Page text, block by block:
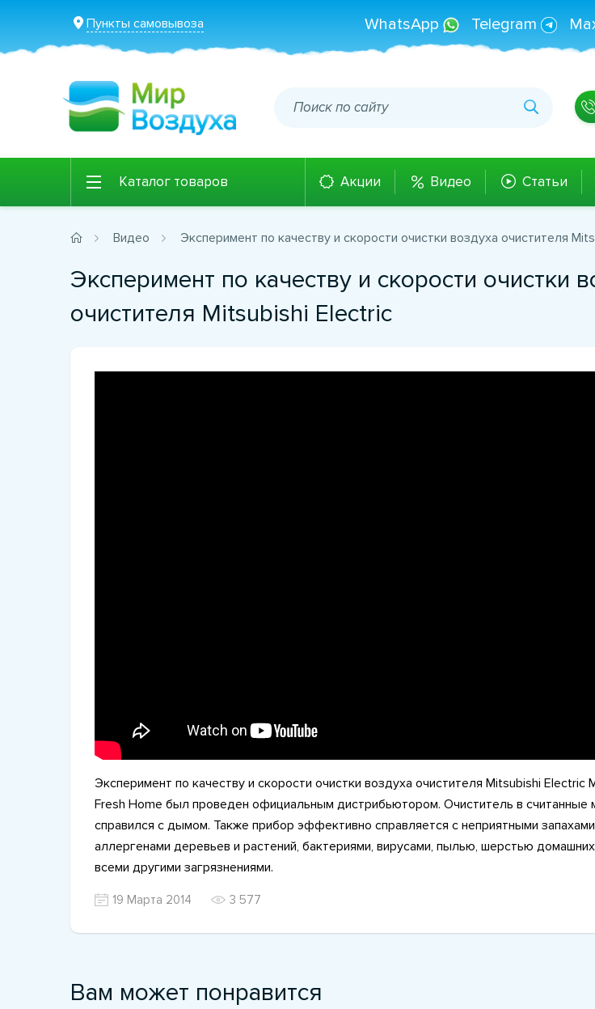
Пункты самовывоза WhatsApp Telegram
Каталог товаров Акции Видео Статьи
Видео Эксперимент по качеству и скорости очистки воздуха очистителя
Эксперимент по качеству и скорости очистки
очистителя Mitsubishi Electric
Эксперимент по качеству и скорости очистки воздуха очистителя Mitsubishi Electric
Fresh Home был проведен официальным дистрибьютором. Очиститель в считанные
справился с дымом. Также прибор эффективно справляется с неприятными
аллергенами деревьев и растений, бактериями, вирусами, пылью, шерстью
всеми другими загрязнениями.
19 Марта 2014 3 577
Вам может понравится